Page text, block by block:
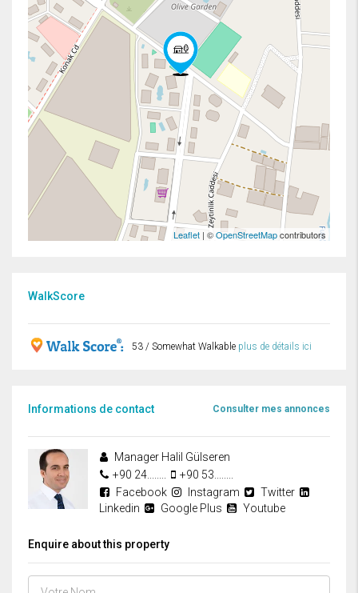
Leaflet | ©OpenStreetMapcontributors
WalkScore
53 / Somewhat Walkable plus de détails ici
Informations de contact Consulter mes annonces
Manager Halil Gülseren
+90 24........
+90 53........
Facebook
Instagram
Twitter
Linkedin
Google Plus Youtube
Enquire about this property